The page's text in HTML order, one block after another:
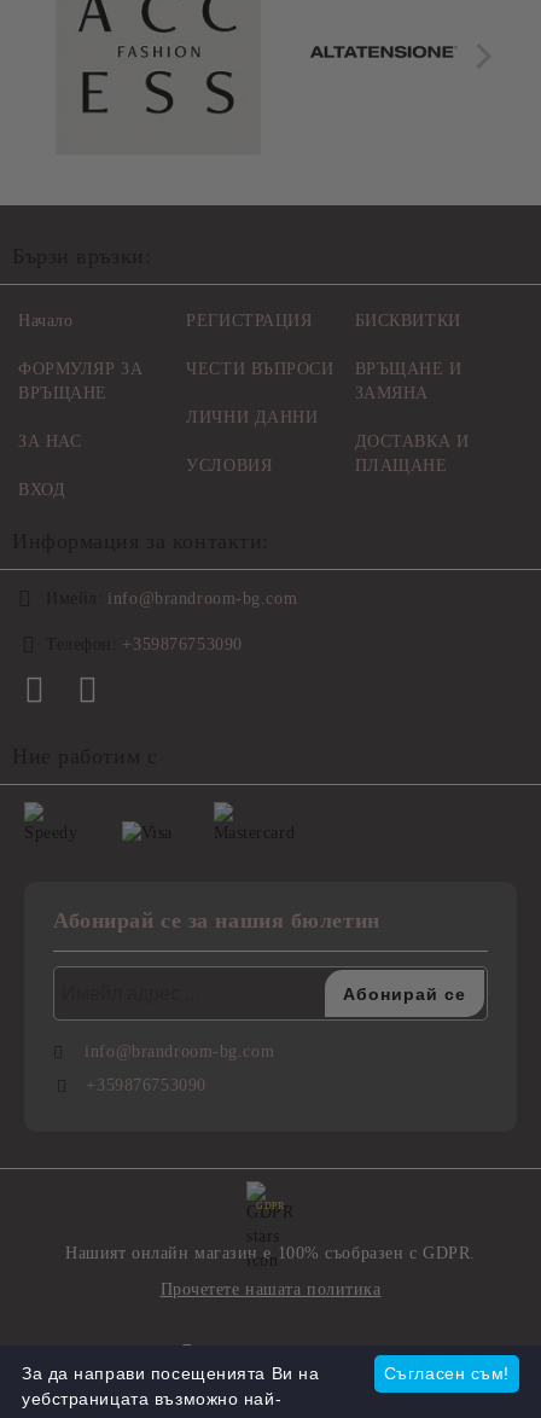
Начало
ФОРМУЛЯР ЗА
ВРЪЩАНЕ
ЗА НАС
ВХОД
РЕГИСТРАЦИЯ
ЧЕСТИ ВЪПРОСИ
ЛИЧНИ ДАННИ
УСЛОВИЯ
БИСКВИТКИ
ВРЪЩАНЕ И
ЗАМЯНА
ДОСТАВКА И
ПЛАЩАНЕ
info@brandroom-bg.com
+359876753090
Абонирай се за нашия бюлетин
info@brandroom-bg.com
+359876753090
GDPR
Нашият онлайн магазин е 100% съобразен с GDPR.
Прочетете нашата политика
Съгласен съм!
За да направи посещенията Ви на
уебстраницата възможно най-